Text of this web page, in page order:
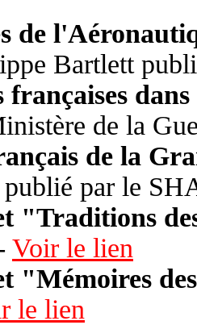
de
Bartlett
françaises
de la
de la
par le
"Traditions
Voir le lien
"Mémoires
le lien